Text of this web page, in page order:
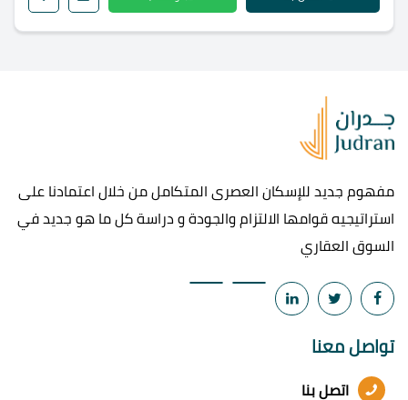
مفهوم جديد للإسكان العصرى المتكامل من خلال اعتمادنا على
استراتيجيه قوامها الالتزام والجودة و دراسة كل ما هو جديد في
السوق العقاري
تواصل معنا
اتصل بنا